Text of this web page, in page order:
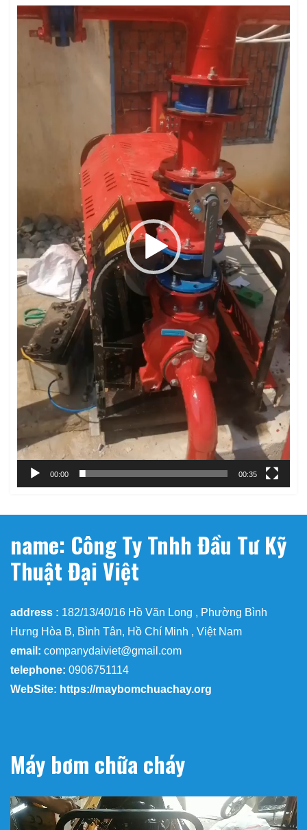
Trình
chơi
00:00 00:35
name: Công Ty Tnhh Đầu Tư Kỹ
Thuật Đại Việt
address : 182/13/40/16 Hồ Văn Long , Phường Bình
Hưng Hòa B, Bình Tân, Hồ Chí Minh , Việt Nam
email: companydaiviet@gmail.com
telephone: 0906751114
WebSite: https://maybomchuachay.org
Máy bơm chữa cháy
Trình
chơi